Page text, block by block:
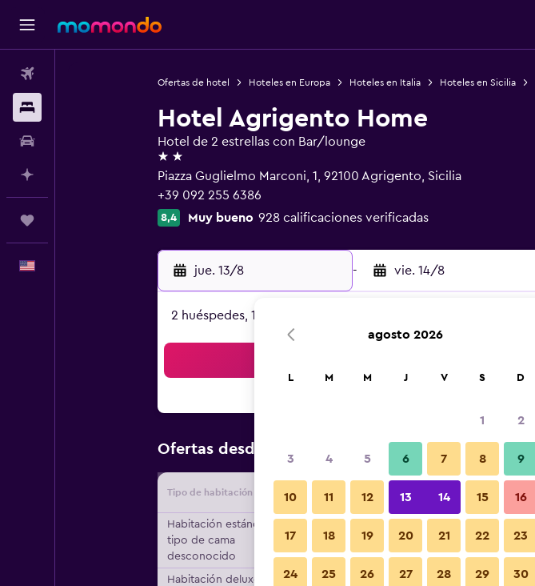
Ofertas de hotel Hoteles en Europa Hoteles en Italia Hoteles en Sicilia
Hotel Agrigento Home
Hotel de 2 estrellas con Bar/lounge
2 estrellas
Piazza Guglielmo Marconi, 1, 92100 Agrigento, Sicilia
+39 092 255 6386
8,4 Muy bueno 928 calificaciones verificadas
jue. 13/8 - vie. 14/8
2 huéspedes, 1 habitación
Ofertas desde Oferta más barata de precio por noche
Tipo de habitación Proveedor Total noche
Habitación estándar,
tipo de cama
desconocido
$92 Ver oferta
Habitación deluxe,
agosto 2026
L M M J V S D
1 2
3 4 5 6 7 8 9
10 11 12 13 14 15 16
17 18 19 20 21 22 23
24 25 26 27 28 29 30